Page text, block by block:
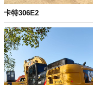
卡特306E2